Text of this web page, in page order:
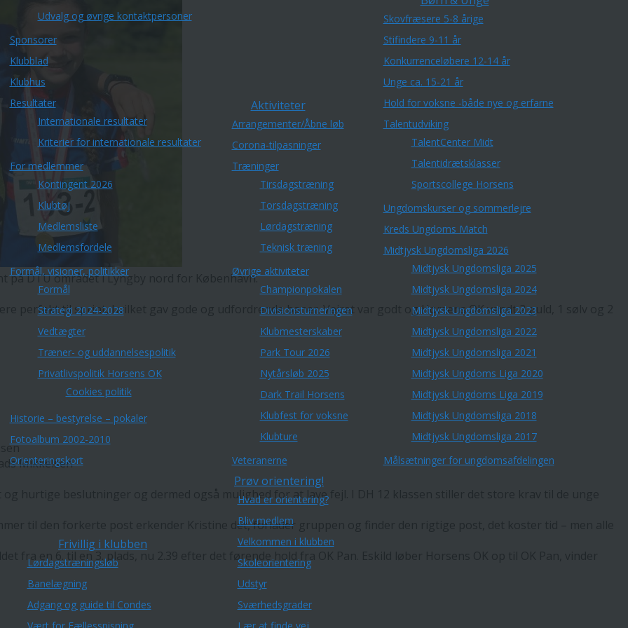
Udvalg og øvrige kontaktpersoner
Sponsorer
Klubblad
Klubhus
Resultater
Internationale resultater
Kriterier for internationale resultater
For medlemmer
Kontingent 2026
Klubtøj
Medlemsliste
Medlemsfordele
Formål, visioner, politikker
Formål
Strategi 2024-2028
Vedtægter
Træner- og uddannelsespolitik
Privatlivspolitik Horsens OK
Cookies politik
Historie – bestyrelse – pokaler
Fotoalbum 2002-2010
Orienteringskort
Aktiviteter
Arrangementer/Åbne løb
Corona-tilpasninger
Træninger
Tirsdagstræning
Torsdagstræning
Lørdagstræning
Teknisk træning
Øvrige aktiviteter
Championpokalen
Divisionsturneringen
Klubmesterskaber
Park Tour 2026
Nytårsløb 2025
Dark Trail Horsens
Klubfest for voksne
Klubture
Veteranerne
Skovfræsere 5-8 årige
Stifindere 9-11 år
Konkurrenceløbere 12-14 år
Unge ca. 15-21 år
Hold for voksne -både nye og erfarne
Talentudviking
TalentCenter Midt
Talentidrætsklasser
Sportscollege Horsens
Ungdomskurser og sommerlejre
Kreds Ungdoms Match
Midtjysk Ungdomsliga 2026
Midtjysk Ungdomsliga 2025
Midtjysk Ungdomsliga 2024
Midtjysk Ungdomsliga 2023
Midtjysk Ungdomsliga 2022
Midtjysk Ungdomsliga 2021
Midtjysk Ungdoms Liga 2020
Midtjysk Ungdoms Liga 2019
Midtjysk Ungdomsliga 2018
Midtjysk Ungdomsliga 2017
Målsætninger for ungdomsafdelingen
Frivillig i klubben
Lørdagstræningsløb
Banelægning
Adgang og guide til Condes
Prøv orientering!
Hvad er orientering?
Bliv medlem
Velkommen i klubben
Skoleorientering
Udstyr
Sværhedsgrader
på DTU området i Lyngby nord for København.
perfekt til sprint, hvilket gav gode og udfordrende baner. Vejret var godt og Horsens OK vandt 2 guld, 1 sølv og 2
Mikkelsen
hurtige beslutninger og dermed også mulighed for at lave fejl. I DH 12 klassen stiller det store krav til de unge
til den forkerte post erkender Kristine det, forlader gruppen og finder den rigtige post, det koster tid – men alle
fra en 6. til en 3. plads, nu 2.39 efter det førende hold fra OK Pan. Eskild løber Horsens OK op til OK Pan, vinder